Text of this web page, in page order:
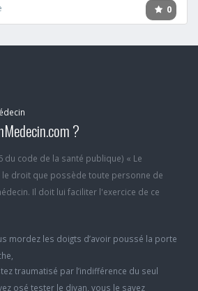
0
?
du code de la santé publique) « Le
droit que possède toute personne de
Il doit lui faciliter l'exercice de ce
mordez les doigts d’avoir poussé la porte
traumatisé par l’indifférence du seul
osé tester le divan, vous le savez